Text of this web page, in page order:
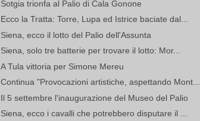
Sotgia trionfa al Palio di Cala Gonone
Ecco la Tratta: Torre, Lupa ed Istrice baciate dal...
Siena, ecco il lotto del Palio dell'Assunta
Siena, solo tre batterie per trovare il lotto: Mor...
A Tula vittoria per Simone Mereu
Continua "Provocazioni artistiche, aspettando Mont...
Il 5 settembre l'inaugurazione del Museo del Palio
Siena, ecco i cavalli che potrebbero disputare il ...